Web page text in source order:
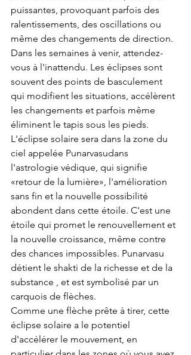
puissantes, provoquant parfois des
ralentissements, des oscillations ou
même des changements de direction.
Dans les semaines à venir, attendez-
vous à l'inattendu. Les éclipses sont
souvent des points de basculement
qui modifient les situations, accélèrent
les changements et parfois même
éliminent le tapis sous les pieds.
L'éclipse solaire sera dans la zone du
ciel appelée Punarvasudans
l'astrologie védique, qui signifie
«retour de la lumière», l'amélioration
sans fin et la nouvelle possibilité
abondent dans cette étoile. C'est une
étoile qui promet le renouvellement et
la nouvelle croissance, même contre
des chances impossibles. Punarvasu
détient le shakti de la richesse et de la
substance , et est symbolisé par un
carquois de flèches.
Comme une flèche prête à tirer, cette
éclipse solaire a le potentiel
d'accélérer le mouvement, en